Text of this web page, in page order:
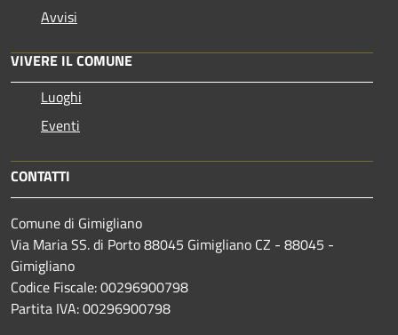
Avvisi
VIVERE IL COMUNE
Luoghi
Eventi
CONTATTI
Comune di Gimigliano
Via Maria SS. di Porto 88045 Gimigliano CZ - 88045 -
Gimigliano
Codice Fiscale: 00296900798
Partita IVA: 00296900798